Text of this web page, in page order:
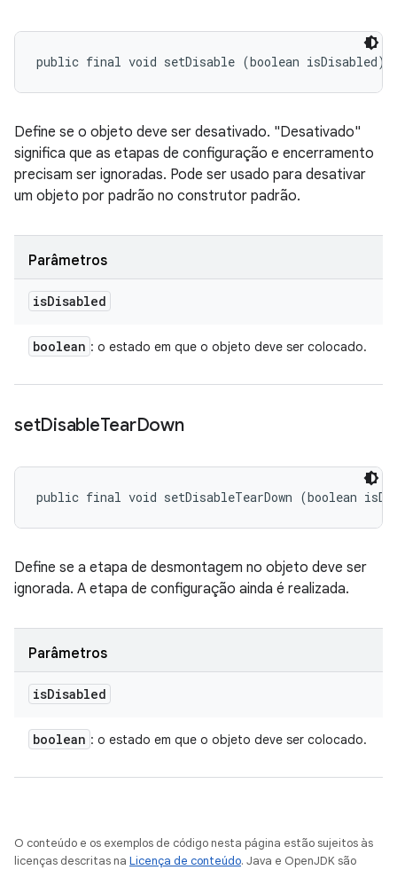
public final void setDisable (boolean isDisabled)
Define se o objeto deve ser desativado. "Desativado"
significa que as etapas de configuração e encerramento
precisam ser ignoradas. Pode ser usado para desativar
um objeto por padrão no construtor padrão.
Parâmetros
isDisabled
boolean : o estado em que o objeto deve ser colocado.
setDisableTearDown
public final void setDisableTearDown (boolean
Define se a etapa de desmontagem no objeto deve ser
ignorada. A etapa de configuração ainda é realizada.
Parâmetros
isDisabled
boolean : o estado em que o objeto deve ser colocado.
O conteúdo e os exemplos de código nesta página estão sujeitos às
licenças descritas na Licença de conteúdo. Java e OpenJDK são